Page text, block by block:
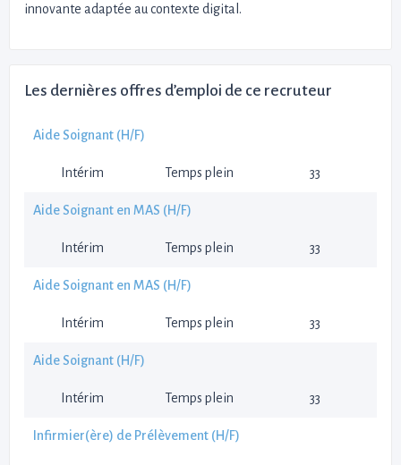
innovante adaptée au contexte digital.
Les dernières offres d’emploi de ce recruteur
Aide Soignant (H/F)
Intérim Temps plein 33
Aide Soignant en MAS (H/F)
Intérim Temps plein 33
Aide Soignant en MAS (H/F)
Intérim Temps plein 33
Aide Soignant (H/F)
Intérim Temps plein 33
Infirmier(ère) de Prélèvement (H/F)